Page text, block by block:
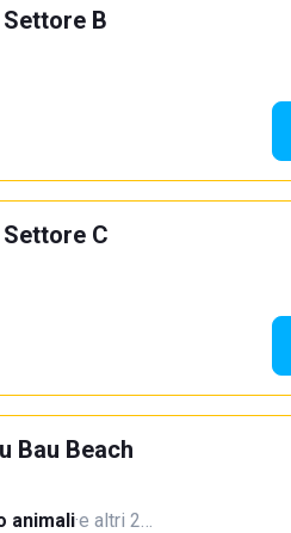
B
C
Bau Beach
animali·e altri 2…